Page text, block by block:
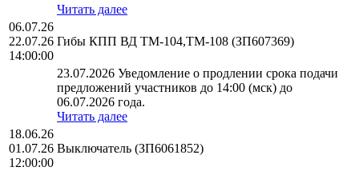
Читать далее
06.07.26
22.07.26
14:00:00
Гибы КПП ВД ТМ-104,ТМ-108 (ЗП607369)
23.07.2026 Уведомление о продлении срока подачи
предложений участников до 14:00 (мск) до
06.07.2026 года.
Читать далее
18.06.26
01.07.26
12:00:00
Выключатель (ЗП6061852)